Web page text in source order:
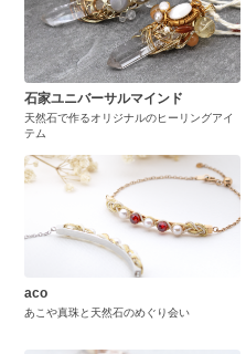
石家ユニバーサルマインド
天然石で作るオリジナルのヒーリングアイ
テム
aco
あこや真珠と天然石のめぐり会い